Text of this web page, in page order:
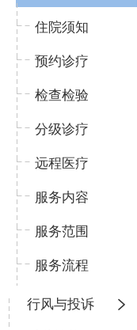
住院须知
预约诊疗
检查检验
分级诊疗
远程医疗
服务内容
服务范围
服务流程
行风与投诉